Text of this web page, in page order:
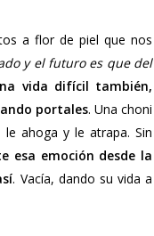
a flor de piel que nos
y el futuro es que del
vida difícil también,
portales. Una choni
le ahoga y le atrapa. Sin
esa emoción desde la
. Vacía, dando su vida a